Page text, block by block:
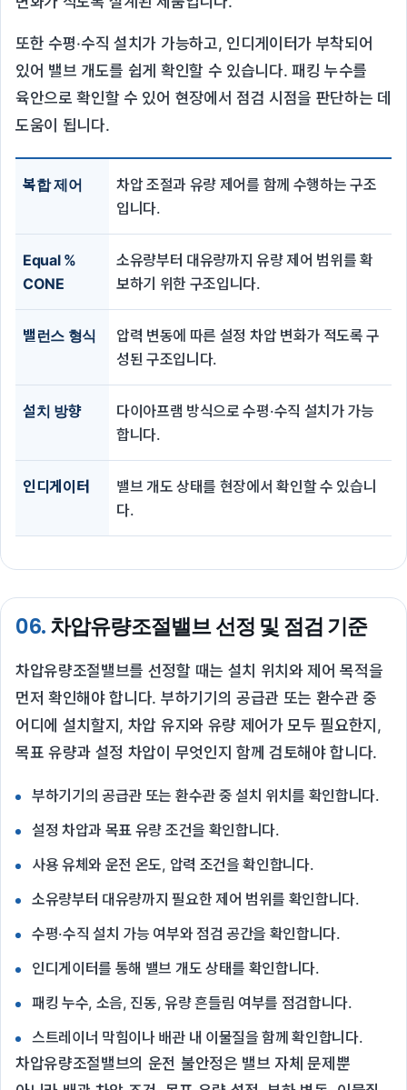
또한 수평·수직 설치가 가능하고, 인디게이터가 부착되어
있어 밸브 개도를 쉽게 확인할 수 있습니다. 패킹 누수를
육안으로 확인할 수 있어 현장에서 점검 시점을 판단하는 데
도움이 됩니다.
복합 제어
차압 조절과 유량 제어를 함께 수행하는 구조
입니다.
Equal %
CONE
소유량부터 대유량까지 유량 제어 범위를 확
보하기 위한 구조입니다.
밸런스 형식
압력 변동에 따른 설정 차압 변화가 적도록 구
성된 구조입니다.
설치 방향
다이아프램 방식으로 수평·수직 설치가 가능
합니다.
인디게이터
밸브 개도 상태를 현장에서 확인할 수 있습니
다.
06.차압유량조절밸브 선정 및 점검 기준
차압유량조절밸브를 선정할 때는 설치 위치와 제어 목적을
먼저 확인해야 합니다. 부하기기의 공급관 또는 환수관 중
어디에 설치할지, 차압 유지와 유량 제어가 모두 필요한지,
목표 유량과 설정 차압이 무엇인지 함께 검토해야 합니다.
부하기기의 공급관 또는 환수관 중 설치 위치를 확인합니다.
설정 차압과 목표 유량 조건을 확인합니다.
사용 유체와 운전 온도, 압력 조건을 확인합니다.
소유량부터 대유량까지 필요한 제어 범위를 확인합니다.
수평·수직 설치 가능 여부와 점검 공간을 확인합니다.
인디게이터를 통해 밸브 개도 상태를 확인합니다.
패킹 누수, 소음, 진동, 유량 흔들림 여부를 점검합니다.
스트레이너 막힘이나 배관 내 이물질을 함께 확인합니다.
차압유량조절밸브의 운전 불안정은 밸브 자체 문제뿐